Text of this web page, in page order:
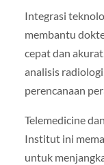
Integrasi
membantu
cepat dan
analisis
perencanaan
Telemedicine
Institut ini
untuk